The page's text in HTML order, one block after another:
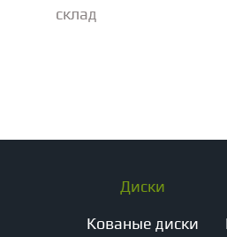
склад
Диски
Кованые диски